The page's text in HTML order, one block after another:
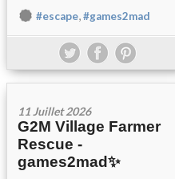
#escape,#games2mad
11 Juillet 2026
G2M Village Farmer
Rescue -
games2mad✨